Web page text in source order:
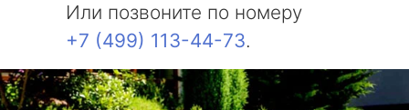
Или позвоните по номеру
+7 (499) 113-44-73.